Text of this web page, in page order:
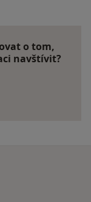
o tom,
navštívit?